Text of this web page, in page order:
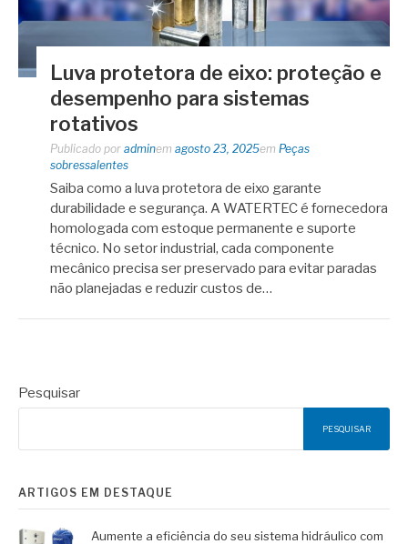
Luva protetora de eixo: proteção e
desempenho para sistemas
rotativos
Publicado por adminem agosto 23, 2025em Peças
sobressalentes
Saiba como a luva protetora de eixo garante
durabilidade e segurança. A WATERTEC é fornecedora
homologada com estoque permanente e suporte
técnico. No setor industrial, cada componente
mecânico precisa ser preservado para evitar paradas
não planejadas e reduzir custos de…
Pesquisar
PESQUISAR
ARTIGOS EM DESTAQUE
Aumente a eficiência do seu sistema hidráulico com